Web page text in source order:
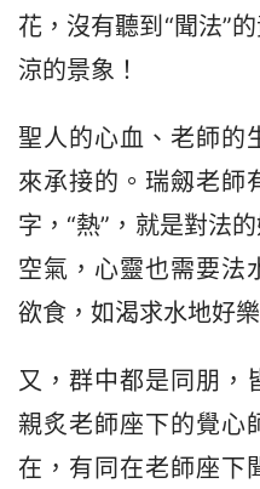
花，沒有聽到“聞法”
涼的景象！
聖人的心血、老師的
來承接的。瑞劔老師
字，“熱”，就是對法
空氣，心靈也需要法
欲食，如渴求水地好
又，群中都是同朋，
親炙老師座下的覺心
在，有同在老師座下